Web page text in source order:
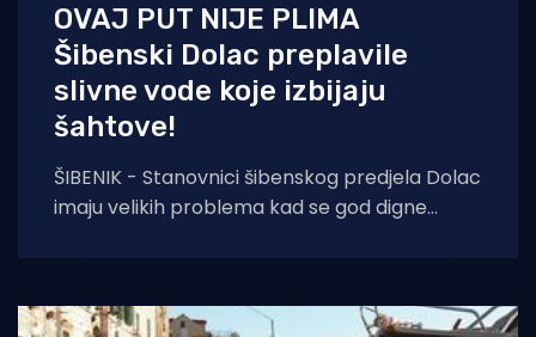
OVAJ PUT NIJE PLIMA
Šibenski Dolac preplavile
slivne vode koje izbijaju
šahtove!
ŠIBENIK - Stanovnici šibenskog predjela Dolac
imaju velikih problema kad se god digne